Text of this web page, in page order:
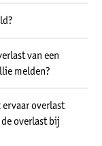
melden?
overlast bij